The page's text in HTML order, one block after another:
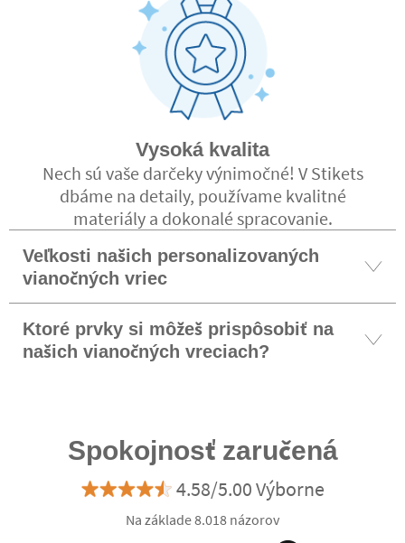
Vysoká kvalita
Nech sú vaše darčeky výnimočné! V Stikets
dbáme na detaily, používame kvalitné
materiály a dokonalé spracovanie.
Veľkosti našich personalizovaných
vianočných vriec
Ktoré prvky si môžeš prispôsobiť na
našich vianočných vreciach?
Spokojnosť zaručená
4.58/5.00 Výborne
Na základe 8.018 názorov